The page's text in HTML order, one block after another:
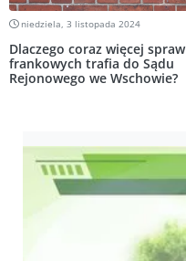
niedziela, 3 listopada 2024
Dlaczego coraz więcej spraw
frankowych trafia do Sądu
Rejonowego we Wschowie?